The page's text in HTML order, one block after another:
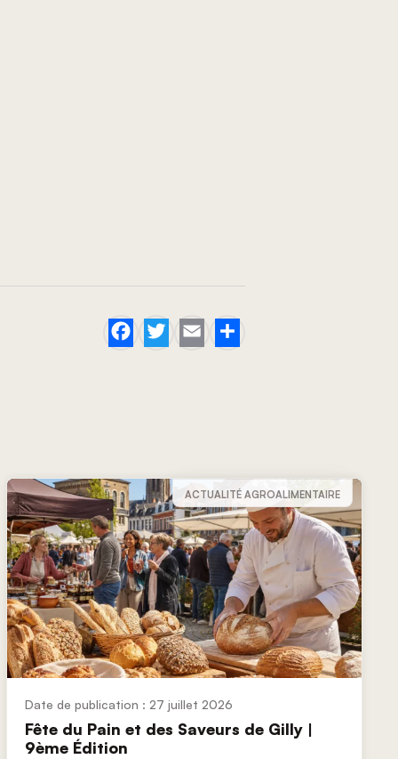
Facebook
Twitter
EmailShare
ACTUALITÉ AGROALIMENTAIRE
27 juillet 2026
Fête du Pain et des Saveurs de Gilly |
9ème Édition